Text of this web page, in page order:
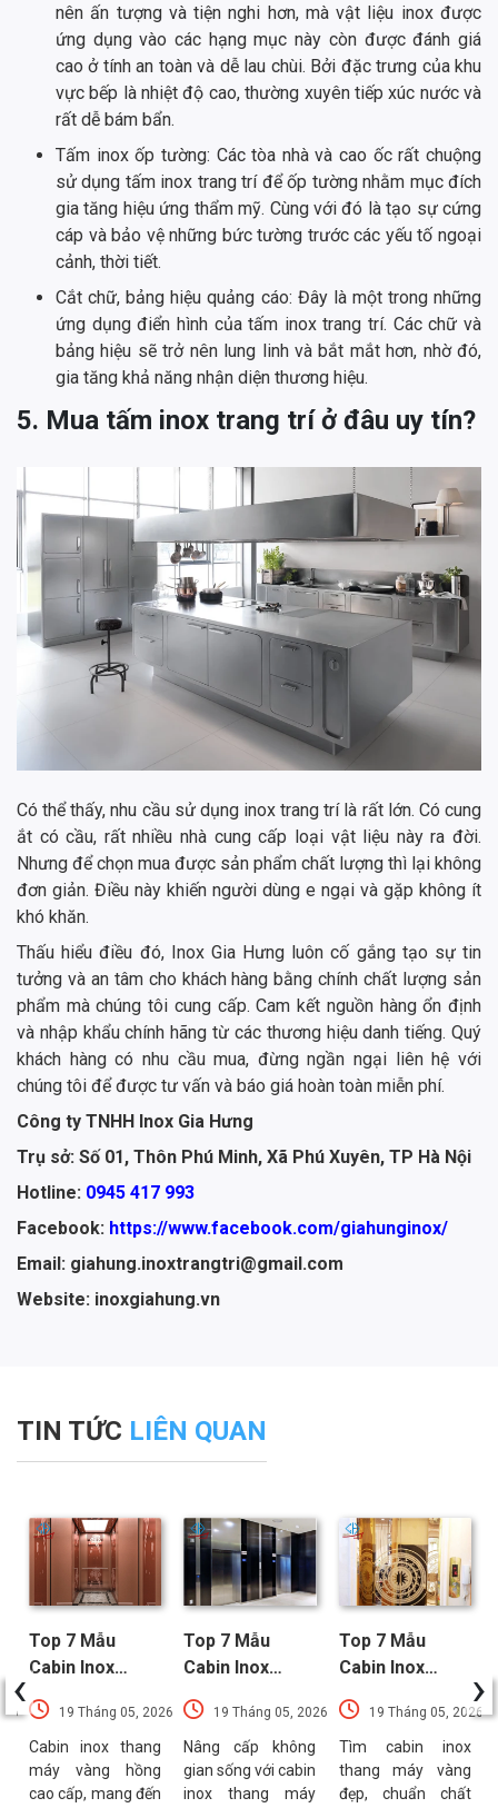
nên ấn tượng và tiện nghi hơn, mà vật liệu inox được
ứng dụng vào các hạng mục này còn được đánh giá
cao ở tính an toàn và dễ lau chùi. Bởi đặc trưng của khu
vực bếp là nhiệt độ cao, thường xuyên tiếp xúc nước và
rất dễ bám bẩn.
Tấm inox ốp tường: Các tòa nhà và cao ốc rất chuộng
sử dụng tấm inox trang trí để ốp tường nhằm mục đích
gia tăng hiệu ứng thẩm mỹ. Cùng với đó là tạo sự cứng
cáp và bảo vệ những bức tường trước các yếu tố ngoại
cảnh, thời tiết.
Cắt chữ, bảng hiệu quảng cáo: Đây là một trong những
ứng dụng điển hình của tấm inox trang trí. Các chữ và
bảng hiệu sẽ trở nên lung linh và bắt mắt hơn, nhờ đó,
gia tăng khả năng nhận diện thương hiệu.
5. Mua tấm inox trang trí ở đâu uy tín?
Có thể thấy, nhu cầu sử dụng inox trang trí là rất lớn. Có cung
ắt có cầu, rất nhiều nhà cung cấp loại vật liệu này ra đời.
Nhưng để chọn mua được sản phẩm chất lượng thì lại không
đơn giản. Điều này khiến người dùng e ngại và gặp không ít
khó khăn.
Thấu hiểu điều đó, Inox Gia Hưng luôn cố gắng tạo sự tin
tưởng và an tâm cho khách hàng bằng chính chất lượng sản
phẩm mà chúng tôi cung cấp. Cam kết nguồn hàng ổn định
và nhập khẩu chính hãng từ các thương hiệu danh tiếng. Quý
khách hàng có nhu cầu mua, đừng ngần ngại liên hệ với
chúng tôi để được tư vấn và báo giá hoàn toàn miễn phí.
Công ty TNHH Inox Gia Hưng
Trụ sở: Số 01, Thôn Phú Minh, Xã Phú Xuyên, TP Hà Nội
Hotline: 0945 417 993
Facebook: https://www.facebook.com/giahunginox/
Email: giahung.inoxtrangtri@gmail.com
Website: inoxgiahung.vn
TIN TỨC LIÊN QUAN
Top 7 Mẫu
Cabin Inox
Thang Máy
Vàng Hồng
Sang Trọng
Nhất
19 Tháng 05, 2026
Cabin inox thang
máy vàng hồng
cao cấp, mang đến
Top 7 Mẫu
Cabin Inox
Thang Máy Đen
Nổi Bật Xu
Hướng Nhất
19 Tháng 05, 2026
Nâng cấp không
gian sống với cabin
inox thang máy
Top 7 Mẫu
Cabin Inox
Thang Máy
Vàng Được Ưa
Chuộng Nhất
19 Tháng 05, 2026
Tìm cabin inox
thang máy vàng
đẹp, chuẩn chất
‹ ›